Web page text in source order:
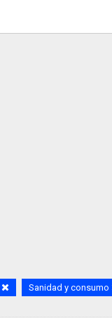
Sanidad y consumo